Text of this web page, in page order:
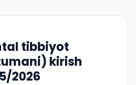
tibbiyot
kirish
2026